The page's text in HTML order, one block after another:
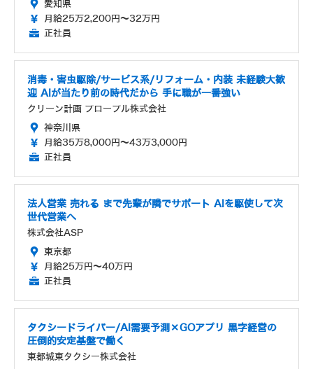
愛知県
月給25万2,200円～32万円
正社員
消毒・害虫駆除/サービス系/リフォーム・内装 未経験大歓
迎 AIが当たり前の時代だから 手に職が一番強い
クリーン計画 プロープル株式会社
神奈川県
月給35万8,000円～43万3,000円
正社員
法人営業 売れる まで先輩が隣でサポート AIを駆使して次
世代営業へ
株式会社ASP
東京都
月給25万円～40万円
正社員
タクシードライバー/AI需要予測×GOアプリ 黒字経営の
圧倒的安定基盤で働く
東都城東タクシー株式会社